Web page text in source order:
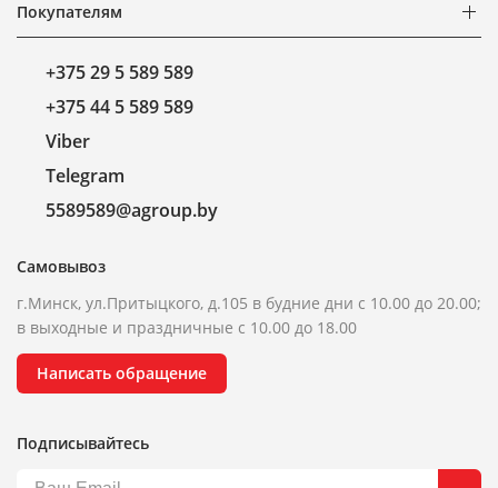
Покупателям
+375 29 5 589 589
+375 44 5 589 589
Viber
Telegram
5589589@agroup.by
Самовывоз
г.Минск, ул.Притыцкого, д.105 в будние дни с 10.00 до 20.00;
в выходные и праздничные с 10.00 до 18.00
Написать обращение
Подписывайтесь